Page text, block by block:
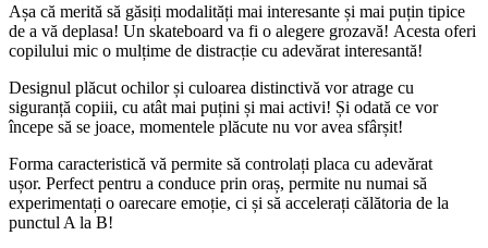
Așa că merită să găsiți modalități mai interesante și mai puțin tipice
de a vă deplasa! Un skateboard va fi o alegere grozavă! Acesta oferi
copilului mic o mulțime de distracție cu adevărat interesantă!
Designul plăcut ochilor și culoarea distinctivă vor atrage cu
siguranță copiii, cu atât mai puțini și mai activi! Și odată ce vor
începe să se joace, momentele plăcute nu vor avea sfârșit!
Forma caracteristică vă permite să controlați placa cu adevărat
ușor. Perfect pentru a conduce prin oraș, permite nu numai să
experimentați o oarecare emoție, ci și să accelerați călătoria de la
punctul A la B!